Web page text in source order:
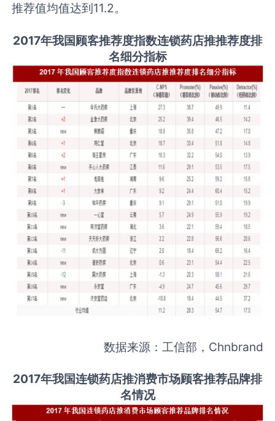
推荐值均值达到11.2。
2017年我国顾客推荐度指数连锁药店推推荐度排
名细分指标
数据来源：工信部，Chnbrand
2017年我国连锁药店推消费市场顾客推荐品牌排
名情况